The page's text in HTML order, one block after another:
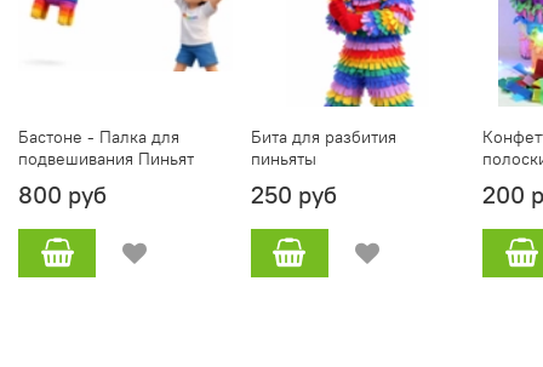
Бастоне - Палка для
подвешивания Пиньят
800 руб
Бита для разбития
пиньяты
250 руб 200